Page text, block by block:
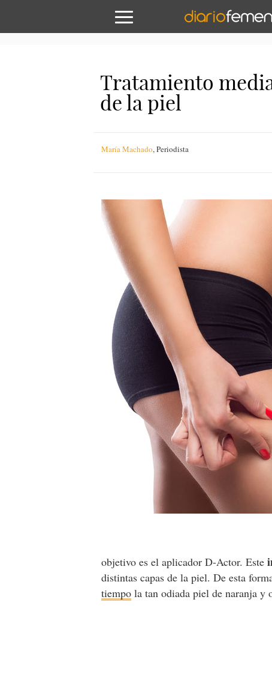
Tratamiento
de la piel
María Machado,Periodista
objetivo es el aplicador D-Actor. Este
distintas capas de la piel. De esta
tiempo la tan odiada piel de naranja y